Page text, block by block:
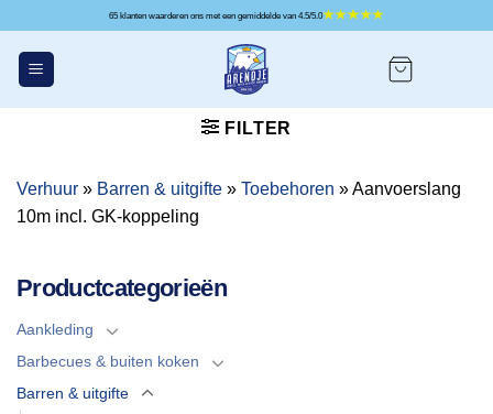
inhoud
65 klanten waarderen ons met een gemiddelde van 4.5/5.0
FILTER
Verhuur » Barren & uitgifte » Toebehoren »Aanvoerslang
10m incl. GK-koppeling
Productcategorieën
Aankleding
Barbecues & buiten koken
Barren & uitgifte